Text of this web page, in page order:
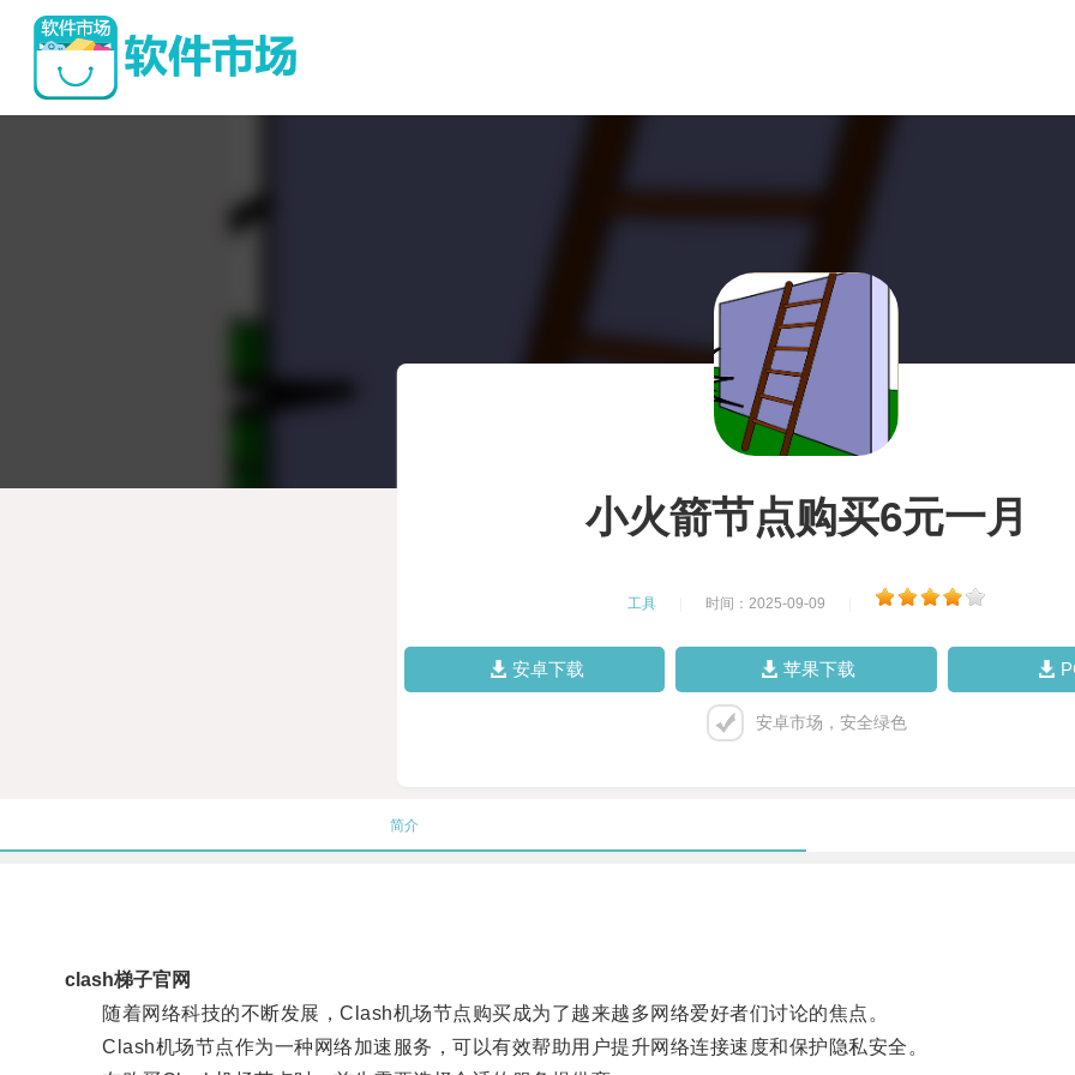
小火箭节点购买6元一月
工具 时间：2025-09-09
安卓下载 苹果下载
安卓市场，安全绿色
简介
clash梯子官网
随着网络科技的不断发展，Clash机场节点购买成为了越来越多网络爱好者们讨论的焦点。
Clash机场节点作为一种网络加速服务，可以有效帮助用户提升网络连接速度和保护隐私安全。